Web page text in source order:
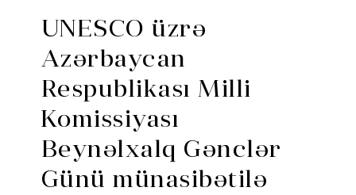
UNESCO üzrə
Azərbaycan
Respublikası Milli
Komissiyası
Beynəlxalq Gənclər
Günü münasibətilə